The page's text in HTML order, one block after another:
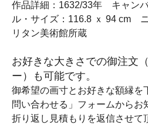
作品詳細：1632/33年 キャン
ル・サイズ：116.8 ｘ 94 cm
リタン美術館所蔵
お好きな大きさでの御注文
ー）も可能です。
御希望の画寸とお好きな額縁を
問い合わせる」フォームからお
折り返し見積もりを返信させて